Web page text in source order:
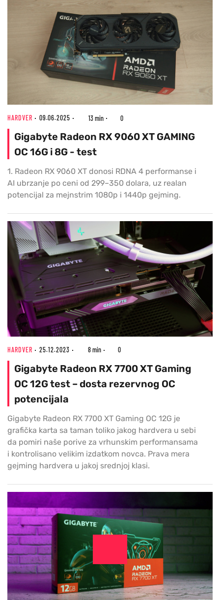
HARDVER 09.06.2025 13 min 0
Gigabyte Radeon RX 9060 XT GAMING
OC 16G i 8G - test
1. Radeon RX 9060 XT donosi RDNA 4 performanse i
AI ubrzanje po ceni od 299–350 dolara, uz realan
potencijal za mejnstrim 1080p i 1440p gejming.
HARDVER 25.12.2023 8 min 0
Gigabyte Radeon RX 7700 XT Gaming
OC 12G test – dosta rezervnog OC
potencijala
Gigabyte Radeon RX 7700 XT Gaming OC 12G je
grafička karta sa taman toliko jakog hardvera u sebi
da pomiri naše porive za vrhunskim performansama
i kontrolisano velikim izdatkom novca. Prava mera
gejming hardvera u jakoj srednjoj klasi.